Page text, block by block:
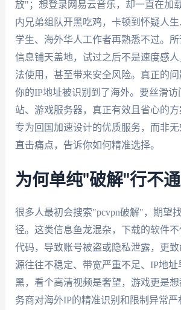
放"；想登录网易云音乐，却一直在加
内兄弟组队开黑吃鸡，卡顿到怀疑人
学生、海外华人工作者再熟悉不过。
信息铺天盖地，试过之后不是速度感
法使用，甚至带来安全风险。真正的
你的IP地址被识别到了海外。要丝滑访
站、游戏服务器，真正有效且省心的
专为回国加速设计的优质服务，而非
直击痛点，告诉你如何精准选择。
为何单纯"破解"行不通
很多人最初会搜索"pcvpn破解"，期望
径。这类信息鱼龙混杂，下载的软件
代码，导致账号被盗或隐私泄露，更
源往往不稳定、带宽严重不足、IP地
黑，看个高清视频是奢望，游戏更是
务商对海外IP的精准识别和限制异常